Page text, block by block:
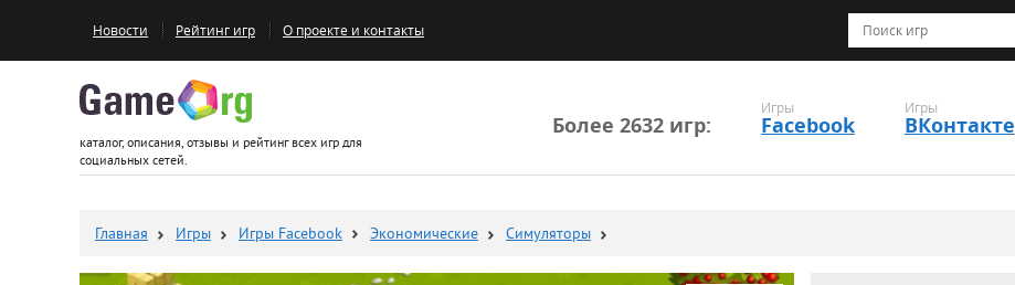
Новости Рейтинг игр О проекте и контакты
Более 2632 игр:
Игры
Facebook
Игры
ВКонтакте
каталог, описания, отзывы и рейтинг всех игр для
социальных сетей.
Главная Игры Игры Facebook Экономические Симуляторы